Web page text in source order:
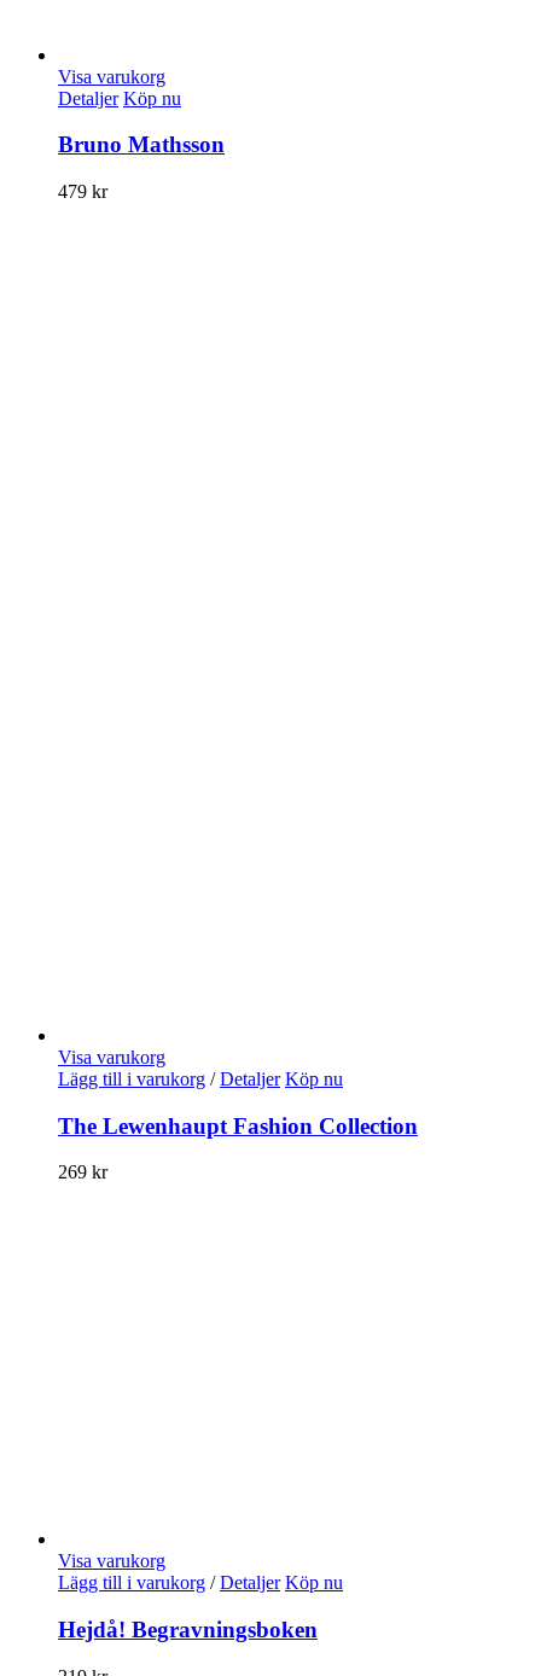
Visa varukorg
Detaljer Köp nu
Bruno Mathsson
479 kr
Visa varukorg
Lägg till i varukorg / Detaljer Köp nu
The Lewenhaupt Fashion Collection
269 kr
Visa varukorg
Lägg till i varukorg / Detaljer Köp nu
Hejdå! Begravningsboken